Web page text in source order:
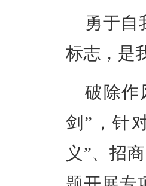
勇于自
标志，是
破除作
剑”，针
义”、招